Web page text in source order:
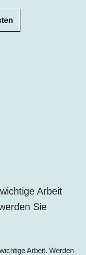
Arbeit
Sie
Arbeit. Werden